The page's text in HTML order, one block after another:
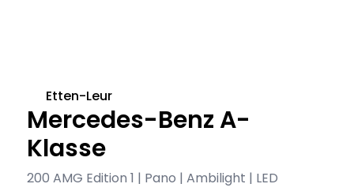
Mercedes-Benz A-
Klasse
200 AMG Edition 1 | Pano | Ambilight | LED
Etten-Leur